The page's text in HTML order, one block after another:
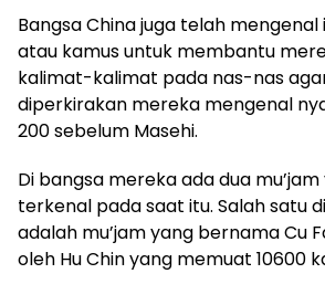
Bangsa China juga telah mengenal
atau kamus untuk membantu
kalimat-kalimat pada nas-nas
diperkirakan mereka mengenal
200 sebelum Masehi.
Di bangsa mereka ada dua
terkenal pada saat itu. Salah satu
adalah mu’jam yang bernama Cu
oleh Hu Chin yang memuat 10600